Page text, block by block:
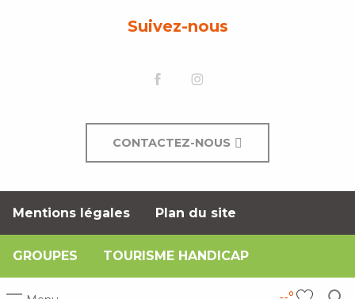
Suivez-nous
CONTACTEZ-NOUS
Mentions légales Plan du site
GROUPES TOURISME HANDICAP